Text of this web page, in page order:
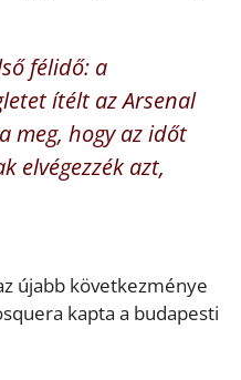
félidő: a
ítélt az Arsenal
meg, hogy az időt
elvégezzék azt,
újabb következménye
kapta a budapesti